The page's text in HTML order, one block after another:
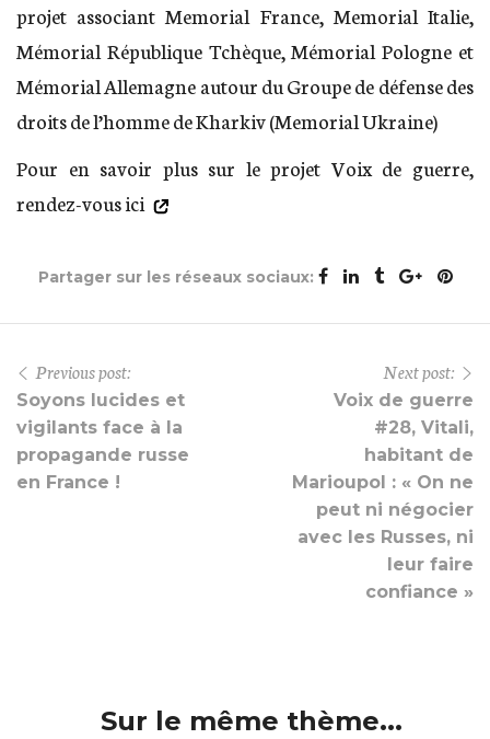
projet associant Memorial France, Memorial Italie,
Mémorial République Tchèque, Mémorial Pologne et
Mémorial Allemagne autour du Groupe de défense des
droits de l’homme de Kharkiv (Memorial Ukraine)
Pour en savoir plus sur le projet Voix de guerre,
rendez-vous ici
Partager sur les réseaux sociaux:
Previous post:
Soyons lucides et
vigilants face à la
propagande russe
en France !
Next post:
Voix de guerre
#28, Vitali,
habitant de
Marioupol : « On ne
peut ni négocier
avec les Russes, ni
leur faire
confiance »
Sur le même thème...